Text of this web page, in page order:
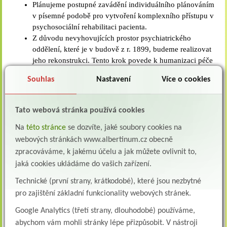
Plánujeme postupné zavádění individuálního plánováním
v písemné podobě pro vytvoření komplexního přístupu v
psychosociální rehabilitaci pacienta.
Z důvodu nevyhovujících prostor psychiatrického
oddělení, které je v budově z r. 1899, budeme realizovat
jeho rekonstrukci. Tento krok povede k humanizaci péče
pacientů – vzniknou 2-lůžkové pokoje, vznikne
bezbariérový přístup do budovy a další zázemí se
standardům 21. století.
Do roku 2023 plánujeme zřídit Ambulanci s rozšířenou
péčí.
Do roku 2030 plánujeme poskytovat na části lůžek
gerontopsychiatrickou péči, na základě smluv se
Přílohy:
reforma psychiatrické
péče_albertinum olú žamberk.pdf
189 kB
Souhlas Nastavení Více o cookies
Tato webová stránka používá cookies
Na této stránce se dozvíte, jaké soubory cookies na
webových stránkách www.albertinum.cz obecně
zpracováváme, k jakému účelu a jak můžete ovlivnit to,
jaká cookies ukládáme do vašich zařízení.
Technické (první strany, krátkodobé), které jsou nezbytné
pro zajištění základní funkcionality webových stránek.
Google Analytics (třetí strany, dlouhodobé) používáme,
abychom vám mohli stránky lépe přizpůsobit. V nástroji